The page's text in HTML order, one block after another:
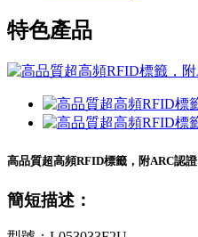
特色產品
高品質超高頻RFID標籤，附ARC認證
簡短描述：